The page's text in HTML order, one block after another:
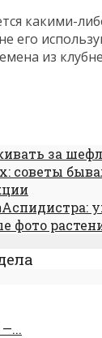
какими-
его
из
за
советы
Аспидистра:
фото